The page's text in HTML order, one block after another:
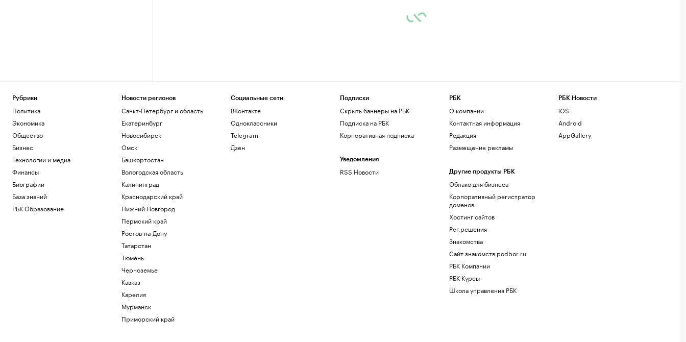
Рубрики
Политика
Экономика
Общество
Бизнес
Технологии и медиа
Финансы
Биографии
База знаний
РБК Образование
Новости регионов
Санкт-Петербург и область
Екатеринбург
Новосибирск
Омск
Башкортостан
Вологодская область
Калининград
Краснодарский край
Нижний Новгород
Пермский край
Ростов-на-Дону
Татарстан
Тюмень
Черноземье
Кавказ
Карелия
Мурманск
Приморский край
Социальные сети
ВКонтакте
Одноклассники
Telegram
Дзен
Подписки
Скрыть баннеры на РБК
Подписка на РБК
Корпоративная подписка
Уведомления
RSS Новости
РБК
О компании
Контактная информация
Редакция
Размещение рекламы
Другие продукты РБК
Облако для бизнеса
Корпоративный регистратор
доменов
Хостинг сайтов
Рег.решения
Знакомства
Сайт знакомств podbor.ru
РБК Компании
РБК Курсы
Школа управления РБК
РБК Новости
iOS
Android
AppGallery